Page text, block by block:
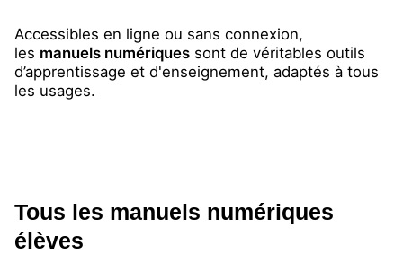
Accessibles en ligne ou sans connexion,
les manuels numériques sont de véritables outils
d’apprentissage et d'enseignement, adaptés à tous
les usages.
Tous les manuels numériques
élèves